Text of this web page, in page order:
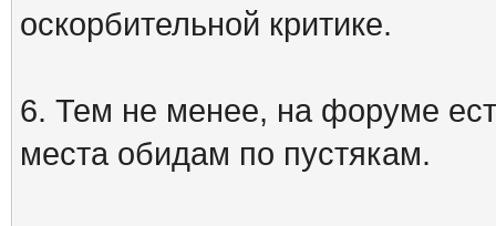
оскорбительной критике.
6. Тем не менее, на форуме
места обидам по пустякам.